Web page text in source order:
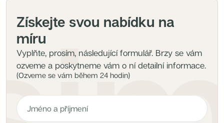
Získejte svou nabídku na
míru
Vyplňte, prosím, následující formulář. Brzy se vám
ozveme a poskytneme vám o ní detailní informace.
(Ozveme se vám během 24 hodin)